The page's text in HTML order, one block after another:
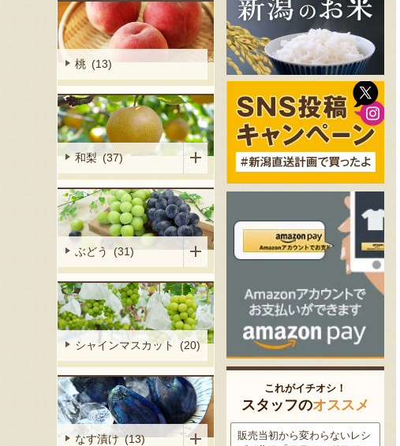
桃 (13)
和梨 (37)
ぶどう (31)
シャインマスカット (20)
なす漬け (13)
これがイチオシ！
スタッフのオススメ
販売当初から変わらないレシ
この道50年の大ベテラン農家